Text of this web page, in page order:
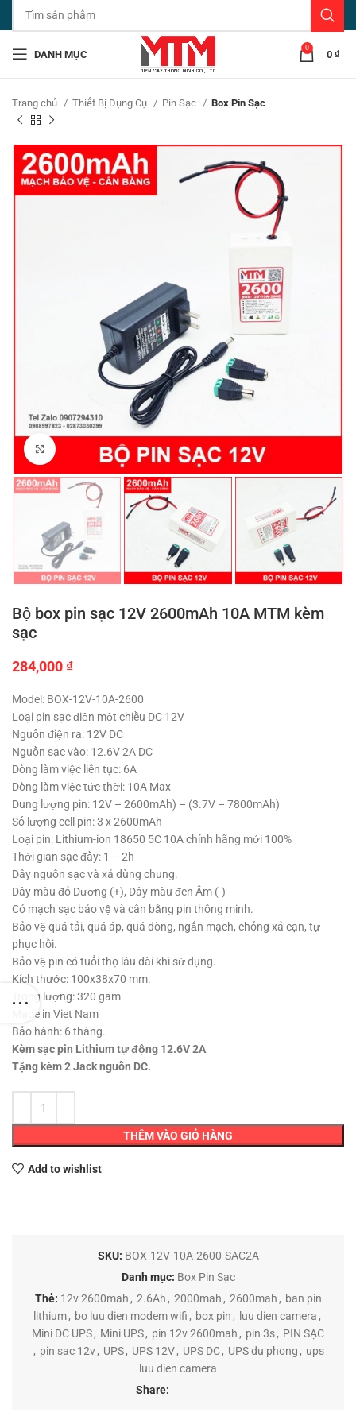
DANH MỤC
0
0 ₫
Trang chủ Thiết Bị Dụng Cụ Pin Sạc Box Pin Sạc
Click to enlarge
Bộ box pin sạc 12V 2600mAh 10A MTM kèm
sạc
284,000 ₫
Model: BOX-12V-10A-2600
Loại pin sạc điện một chiều DC 12V
Nguồn điện ra: 12V DC
Nguồn sạc vào: 12.6V 2A DC
Dòng làm việc liên tục: 6A
Dòng làm việc tức thời: 10A Max
Dung lượng pin: 12V – 2600mAh) – (3.7V – 7800mAh)
Số lượng cell pin: 3 x 2600mAh
Loại pin: Lithium-ion 18650 5C 10A chính hãng mới 100%
Thời gian sạc đầy: 1 – 2h
Dây nguồn sạc và xả dùng chung.
Dây màu đỏ Dương (+), Dây màu đen Âm (-)
Có mạch sạc bảo vệ và cân bằng pin thông minh.
Bảo vệ quá tải, quá áp, quá dòng, ngắn mạch, chống xả cạn, tự
phục hồi.
Bảo vệ pin có tuổi thọ lâu dài khi sử dụng.
Kích thước: 100x38x70 mm.
Trọng lượng: 320 gam
Made in Viet Nam
Bảo hành: 6 tháng.
Kèm sạc pin Lithium tự động 12.6V 2A
Tặng kèm 2 Jack nguồn DC.
THÊM VÀO GIỎ HÀNG
Add to wishlist
SKU: BOX-12V-10A-2600-SAC2A
Danh mục: Box Pin Sạc
Thẻ: 12v 2600mah , 2.6Ah , 2000mah , 2600mah , ban pin
lithium, bo luu dien modem wifi , box pin , luu dien camera ,
Mini DC UPS, Mini UPS, pin 12v 2600mah , pin 3s, PIN SẠC
, pin sac 12v, UPS, UPS 12V, UPS DC, UPS du phong , ups
luu dien camera
Share: